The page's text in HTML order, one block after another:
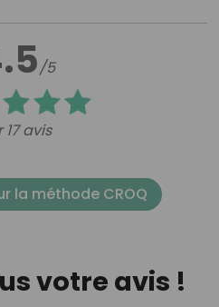
/5
17 avis
la méthode CROQ
votre avis !